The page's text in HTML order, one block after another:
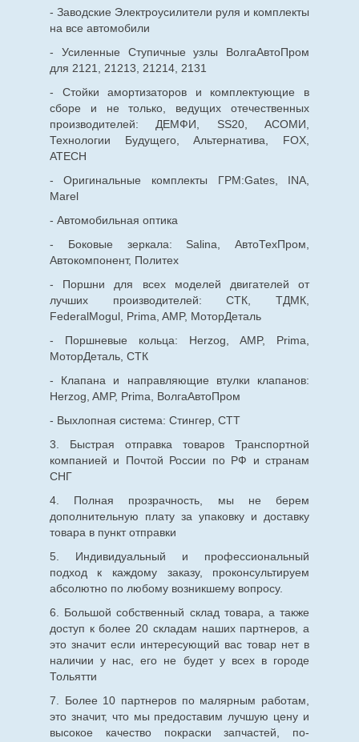
- Заводские Электроусилители руля и комплекты
на все автомобили
- Усиленные Ступичные узлы ВолгаАвтоПром
для 2121, 21213, 21214, 2131
- Стойки амортизаторов и комплектующие в
сборе и не только, ведущих отечественных
производителей: ДЕМФИ, SS20, АСОМИ,
Технологии Будущего, Альтернатива, FOX,
ATECH
- Оригинальные комплекты ГРМ:Gates, INA,
Marel
- Автомобильная оптика
- Боковые зеркала: Salina, АвтоТехПром,
Автокомпонент, Политех
- Поршни для всех моделей двигателей от
лучших производителей: СТК, ТДМК,
FederalMogul, Prima, AMP, МоторДеталь
- Поршневые кольца: Herzog, AMP, Prima,
МоторДеталь, СТК
- Клапана и направляющие втулки клапанов:
Herzog, AMP, Prima, ВолгаАвтоПром
- Выхлопная система: Стингер, СТТ
3. Быстрая отправка товаров Транспортной
компанией и Почтой России по РФ и странам
СНГ
4. Полная прозрачность, мы не берем
дополнительную плату за упаковку и доставку
товара в пункт отправки
5. Индивидуальный и профессиональный
подход к каждому заказу, проконсультируем
абсолютно по любому возникшему вопросу.
6. Большой собственный склад товара, а также
доступ к более 20 складам наших партнеров, а
это значит если интересующий вас товар нет в
наличии у нас, его не будет у всех в городе
Тольятти
7. Более 10 партнеров по малярным работам,
это значит, что мы предоставим лучшую цену и
высокое качество покраски запчастей, по-